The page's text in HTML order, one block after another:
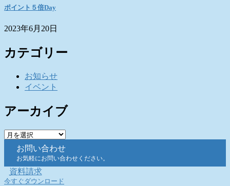
ポイント５倍Day
2023年6月20日
カテゴリー
お知らせ
イベント
アーカイブ
ア
イ
ブ
お問い合わせ
お気軽にお問い合わせください。
資料請求
今すぐダウンロード